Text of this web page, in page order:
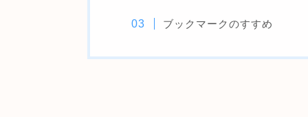
ブックマークのすすめ